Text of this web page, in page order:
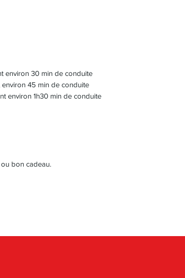
environ 30 min de conduite
environ 45 min de conduite
environ 1h30 min de conduite
bon cadeau.